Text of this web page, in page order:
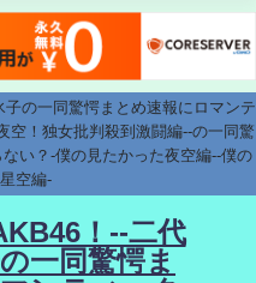
の一同驚愕まとめ速報にロマンテ
空！独女批判殺到激闘編--の一同驚
い？-僕の見たかった夜空編--僕の
空編-
！--二代
一同驚愕ま